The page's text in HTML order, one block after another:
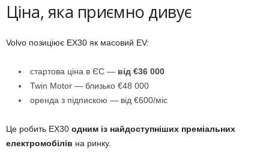
Ціна, яка приємно дивує
Volvo позиціює EX30 як масовий EV:
стартова ціна в ЄС — від €36 000
Twin Motor — близько €48 000
оренда з підпискою — від €600/міс
Це робить EX30 одним із найдоступніших преміальних
електромобілів на ринку.